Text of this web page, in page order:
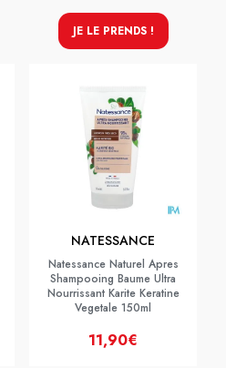
JE LE PRENDS !
NATESSANCE
Natessance Naturel Apres
Shampooing Baume Ultra
Nourrissant Karite Keratine
Vegetale 150ml
11,90€